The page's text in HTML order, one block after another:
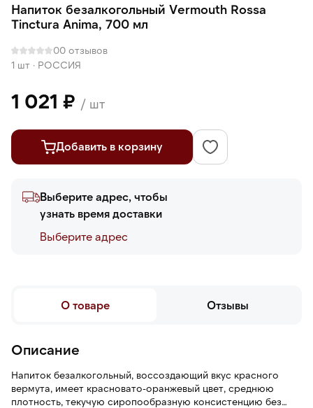
Напиток безалкогольный Vermouth Rossa
Tinctura Anima, 700 мл
00 отзывов
1 шт · РОССИЯ
1 021 ₽ / шт
Добавить в корзину
Выберите адрес, чтобы
узнать время доставки
Выберите адреc
О товаре Отзывы
Описание
Напиток безалкогольный, воссоздающий вкус красного
вермута, имеет красновато-оранжевый цвет, среднюю
плотность, текучую сиропообразную консистенцию без